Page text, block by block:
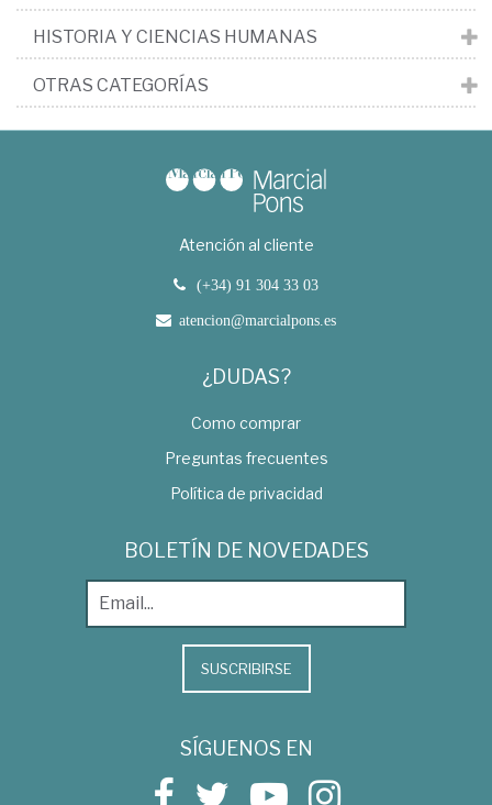
HISTORIA Y CIENCIAS HUMANAS
OTRAS CATEGORÍAS
Atención al cliente
(+34) 91 304 33 03
atencion@marcialpons.es
¿DUDAS?
Como comprar
Preguntas frecuentes
Política de privacidad
BOLETÍN DE NOVEDADES
SUSCRIBIRSE
SÍGUENOS EN